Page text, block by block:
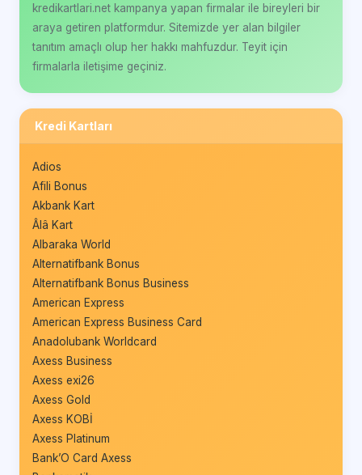
kredikartlari.net kampanya yapan firmalar ile bireyleri bir
araya getiren platformdur. Sitemizde yer alan bilgiler
tanıtım amaçlı olup her hakkı mahfuzdur. Teyit için
firmalarla iletişime geçiniz.
Kredi Kartları
Adios
Afili Bonus
Akbank Kart
Âlâ Kart
Albaraka World
Alternatifbank Bonus
Alternatifbank Bonus Business
American Express
American Express Business Card
Anadolubank Worldcard
Axess Business
Axess exi26
Axess Gold
Axess KOBİ
Axess Platinum
Bank’O Card Axess